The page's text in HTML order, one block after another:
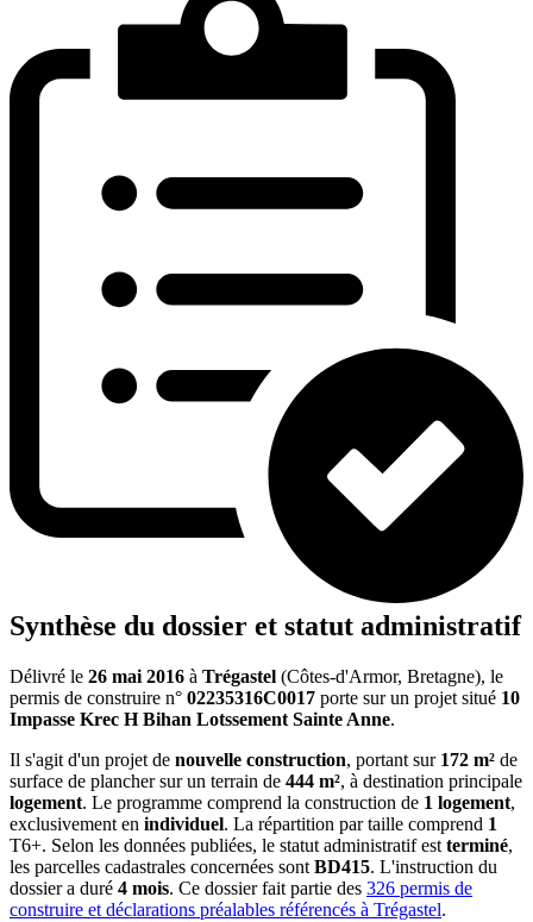
Synthèse du dossier et statut administratif
Délivré le 26 mai 2016 à Trégastel (Côtes-d'Armor, Bretagne), le
permis de construire n° 02235316C0017 porte sur un projet situé 10
Impasse Krec H Bihan Lotssement Sainte Anne.
Il s'agit d'un projet de nouvelle construction, portant sur 172 m² de
surface de plancher sur un terrain de 444 m², à destination principale
logement. Le programme comprend la construction de 1 logement,
exclusivement en individuel. La répartition par taille comprend 1
T6+. Selon les données publiées, le statut administratif est terminé,
les parcelles cadastrales concernées sont BD415. L'instruction du
dossier a duré 4 mois. Ce dossier fait partie des 326 permis de
construire et déclarations préalables référencés à Trégastel.